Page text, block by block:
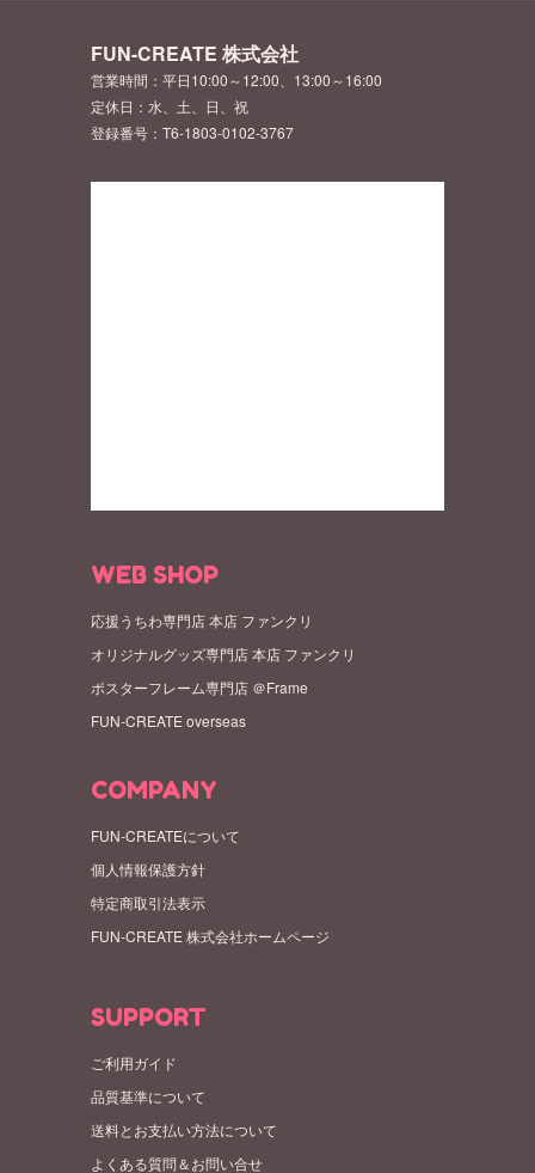
FUN-CREATE 株式会社
営業時間：平日10:00～12:00、13:00～16:00
定休日：水、土、日、祝
登録番号：T6-1803-0102-3767
WEB SHOP
応援うちわ専門店 本店 ファンクリ
オリジナルグッズ専門店 本店 ファンクリ
ポスターフレーム専門店 ＠Frame
FUN-CREATE overseas
COMPANY
FUN-CREATEについて
個人情報保護方針
特定商取引法表示
FUN-CREATE 株式会社ホームページ
SUPPORT
ご利用ガイド
品質基準について
送料とお支払い方法について
よくある質問＆お問い合せ